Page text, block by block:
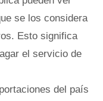
se los considera
Esto significa
el servicio de
del país